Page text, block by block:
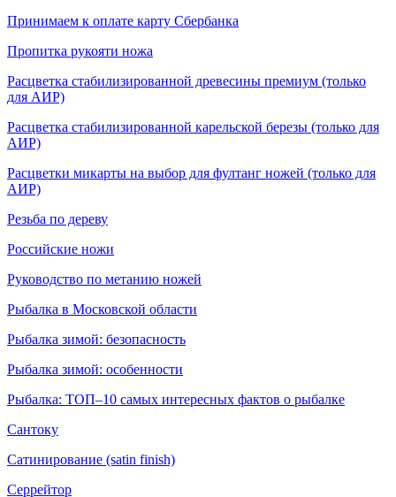
Принимаем к оплате карту Сбербанка
Пропитка рукояти ножа
Расцветка стабилизированной древесины премиум (только
для АИР)
Расцветка стабилизированной карельской березы (только для
АИР)
Расцветки микарты на выбор для фултанг ножей (только для
АИР)
Резьба по дереву
Российские ножи
Руководство по метанию ножей
Рыбалка в Московской области
Рыбалка зимой: безопасность
Рыбалка зимой: особенности
Рыбалка: ТОП–10 самых интересных фактов о рыбалке
Сантоку
Сатинирование (satin finish)
Серрейтор